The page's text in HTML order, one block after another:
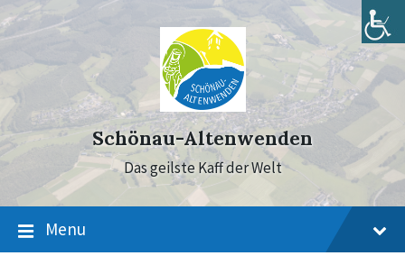
to
content
to
main
navigation
to
footer
Schönau-Altenwenden
Das geilste Kaff der Welt
Menu